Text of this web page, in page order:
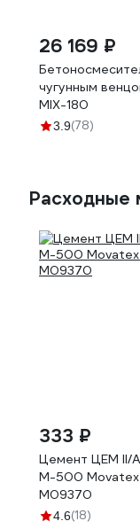
26 169 ₽
чугунным
MIX-180
3.9(78)
Расходные
333 ₽
Цемент ЦЕМ II/
М-500 Movatex
М09370
4.6(18)